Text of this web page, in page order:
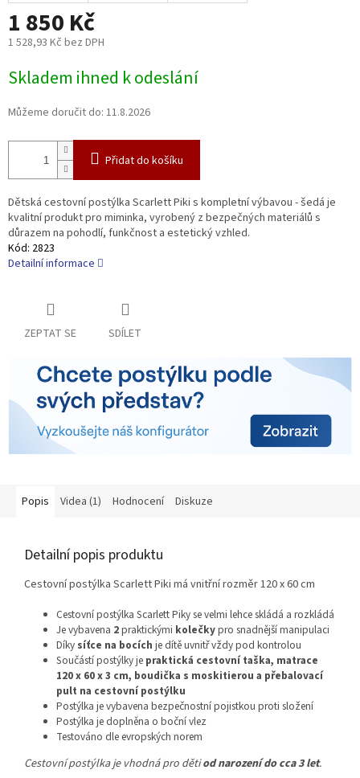
1 850 Kč
1 528,93 Kč bez DPH
cena:
Skladem ihned k odeslání
Můžeme doručit do: 11.8.2026
Přidat do košíku
Dětská cestovní postýlka Scarlett Piki s kompletní výbavou - šedá je
kvalitní produkt pro miminka, vyrobený z bezpečných materiálů s
důrazem na pohodlí, funkčnost a estetický vzhled.
Kód: 2823
Detailní informace
ZEPTAT SE SDÍLET
Popis Videa (1) Hodnocení Diskuze
Detailní popis produktu
Cestovní postýlka Scarlett Piki má vnitřní rozměr 120 x 60 cm
Cestovní postýlka Scarlett Piky se velmi lehce skládá a rozkládá
Je vybavena 2praktickými kolečkypro snadnější manipulaci
Díky síťce na bocích je dítě uvnitř vždy pod kontrolou
Součástí postýlky je praktická cestovní taška, matrace
120 x 60 x 3 cm, boudička s moskitierou a přebalovací
pult na cestovní postýlku
Postýlka je vybavena bezpečnostní pojistkou proti složení
Postýlka je doplněna o boční vlez
Testováno dle evropských norem
Cestovní postýlka je vhodná pro dětiod narození do cca 3 let.